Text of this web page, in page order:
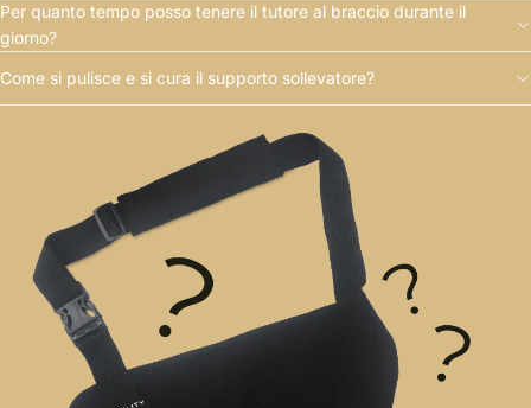
Per quanto tempo posso tenere il tutore al braccio durante il
giorno?
Come si pulisce e si cura il supporto sollevatore?